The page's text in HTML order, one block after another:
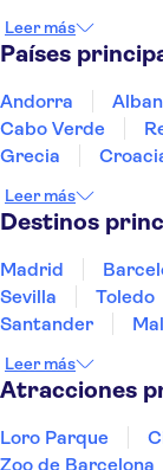
Graslei and
Castle
Rubens House
Museum aan de
Rosary Quay
Leer más
Países
Andorra
Cabo Verde
Grecia
Portugal
Leer más
Destinos
Madrid
Sevilla
Toledo
Santander
Bilbao
Leer más
Atracciones
Loro Parque
Zoo de Barcelona